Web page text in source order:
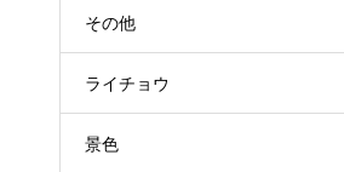
その他
ライチョウ
景色